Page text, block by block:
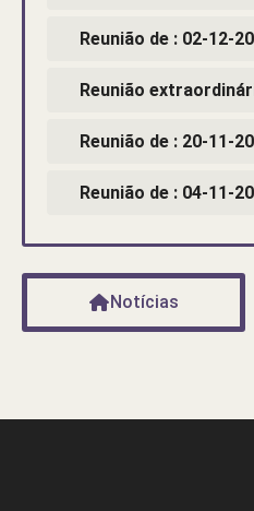
Reunião de : 02-12-
Reunião
Reunião de : 20-11-
Reunião de : 04-11-
Notícias